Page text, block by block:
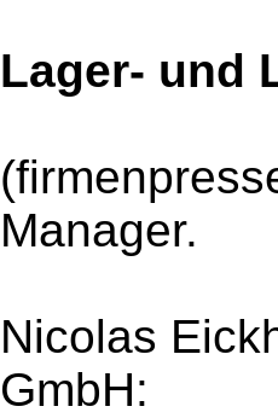
Lager- und
Manager.
Nicolas
GmbH: